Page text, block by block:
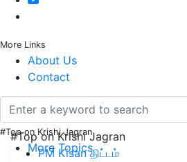
More Links
About Us
Contact
#Top on Krishi Jagran
More Topics
#Top on Krishi Jagran
PM Kisan திட்டம்